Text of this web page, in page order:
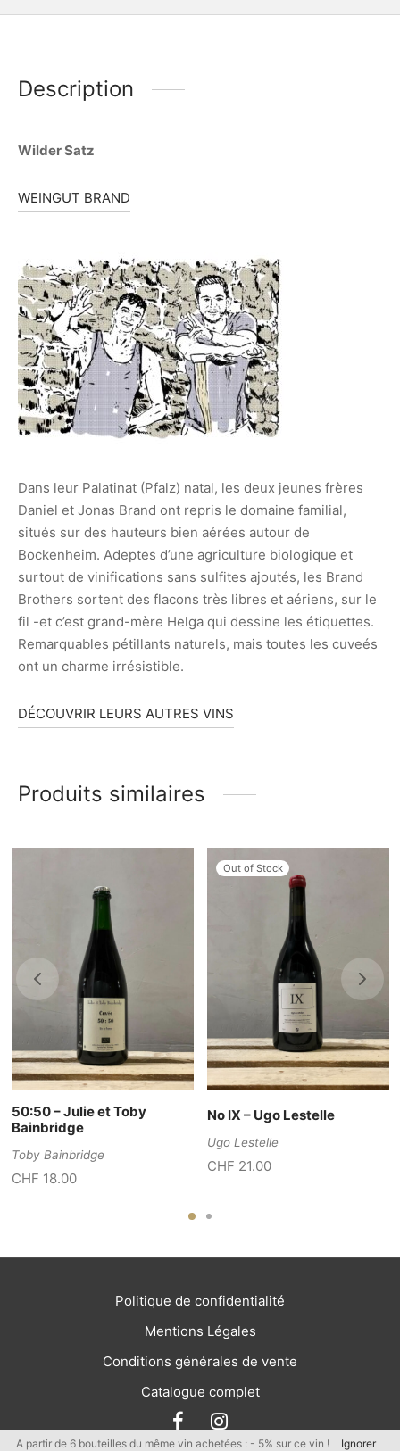
A partir de 6 bouteilles du même vin achetées : - 5% sur ce vin ! Ignorer
Description
Wilder Satz
WEINGUT BRAND
Dans leur Palatinat (Pfalz) natal, les deux jeunes frères
Daniel et Jonas Brand ont repris le domaine familial,
situés sur des hauteurs bien aérées autour de
Bockenheim. Adeptes d’une agriculture biologique et
surtout de vinifications sans sulfites ajoutés, les Brand
Brothers sortent des flacons très libres et aériens, sur le
fil -et c’est grand-mère Helga qui dessine les étiquettes.
Remarquables pétillants naturels, mais toutes les cuveés
ont un charme irrésistible.
DÉCOUVRIR LEURS AUTRES VINS
Produits similaires
50:50 – Julie et Toby
Bainbridge
Toby Bainbridge
CHF 18.00
Out of Stock
No IX – Ugo Lestelle
Ugo Lestelle
CHF 21.00
Politique de confidentialité
Mentions Légales
Conditions générales de vente
Catalogue complet